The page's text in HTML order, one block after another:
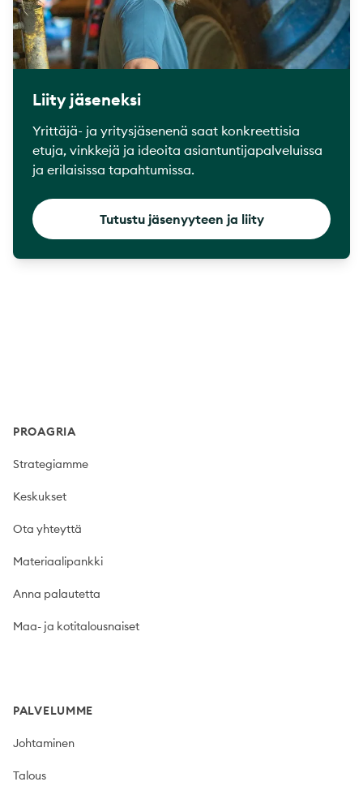
Liity jäseneksi
Yrittäjä- ja yritysjäsenenä saat konkreettisia
etuja, vinkkejä ja ideoita asiantuntijapalveluissa
ja erilaisissa tapahtumissa.
Tutustu jäsenyyteen ja liity
PROAGRIA
Strategiamme
Keskukset
Ota yhteyttä
Materiaalipankki
Anna palautetta
Maa- ja kotitalousnaiset
PALVELUMME
Johtaminen
Talous